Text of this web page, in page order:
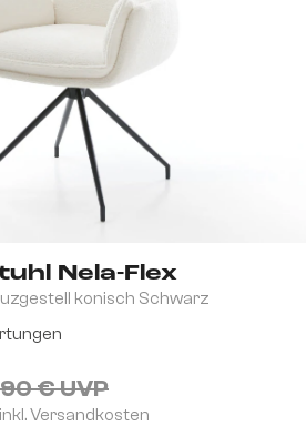
Nela-Flex
konisch Schwarz
€ UVP
Versandkosten